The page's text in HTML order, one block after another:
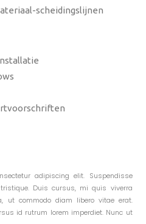
scheidingslijnen
adipiscing elit. Suspendisse
Duis cursus, mi quis viverra
ut commodo diam libero vitae erat.
id rutrum lorem imperdiet. Nunc ut